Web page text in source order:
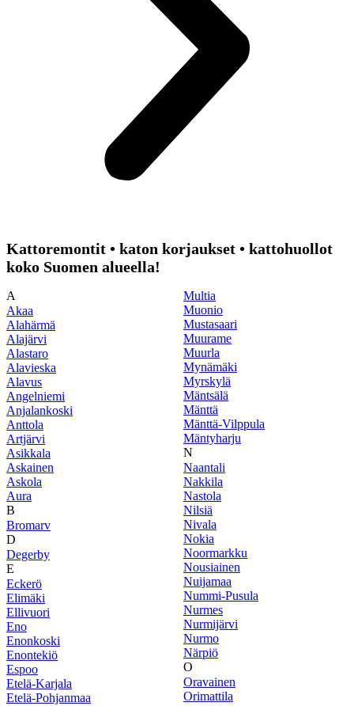
Kattoremontit • katon korjaukset • kattohuollot
koko Suomen alueella!
A
Akaa
Alahärmä
Alajärvi
Alastaro
Alavieska
Alavus
Angelniemi
Anjalankoski
Anttola
Artjärvi
Asikkala
Askainen
Askola
Aura
B
Bromarv
D
Degerby
E
Eckerö
Elimäki
Ellivuori
Eno
Enonkoski
Enontekiö
Espoo
Etelä-Karjala
Etelä-Pohjanmaa
Multia
Muonio
Mustasaari
Muurame
Muurla
Mynämäki
Myrskylä
Mäntsälä
Mänttä
Mänttä-Vilppula
Mäntyharju
N
Naantali
Nakkila
Nastola
Nilsiä
Nivala
Nokia
Noormarkku
Nousiainen
Nuijamaa
Nummi-Pusula
Nurmes
Nurmijärvi
Nurmo
Närpiö
O
Oravainen
Orimattila